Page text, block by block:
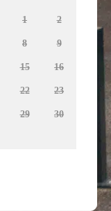
1 2
8 9
15 16
22 23
29 30